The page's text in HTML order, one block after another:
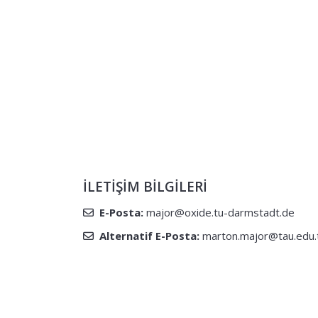
İLETIŞIM BILGILERI
E-Posta: major@oxide.tu-darmstadt.de
Alternatif E-Posta: